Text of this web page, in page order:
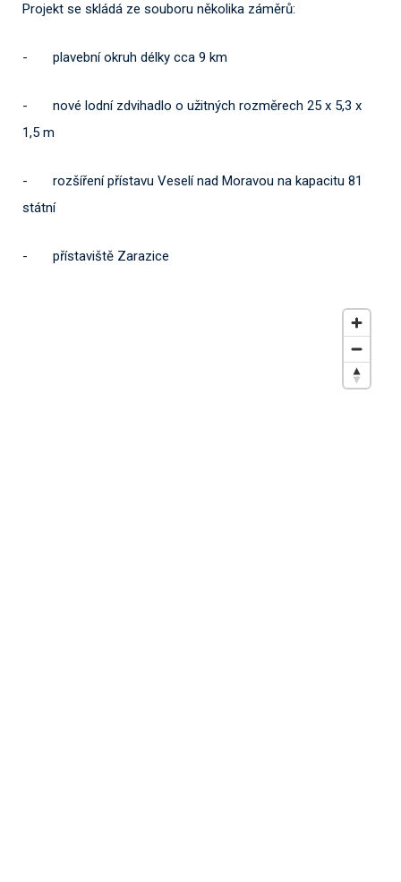
Projekt se skládá ze souboru několika záměrů:
- plavební okruh délky cca 9 km
- nové lodní zdvihadlo o užitných rozměrech 25 x 5,3 x
1,5 m
- rozšíření přístavu Veselí nad Moravou na kapacitu 81
státní
- přístaviště Zarazice